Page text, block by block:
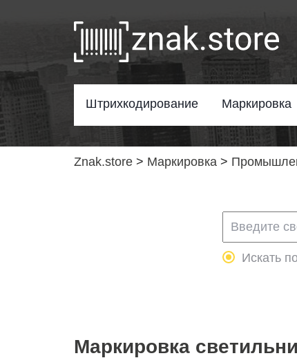
Штрихкодирование Маркировка
Znak.store > Маркировка >
Искать
Маркировка